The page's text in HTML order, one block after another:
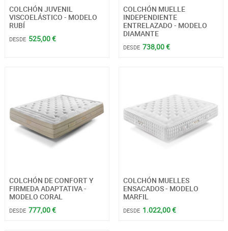
COLCHÓN JUVENIL
VISCOELÁSTICO - MODELO
RUBÍ
DESDE 525,00 €
COLCHÓN MUELLE
INDEPENDIENTE
ENTRELAZADO - MODELO
DIAMANTE
DESDE 738,00 €
COLCHÓN DE CONFORT Y
FIRMEDA ADAPTATIVA -
MODELO CORAL
DESDE 777,00 €
COLCHÓN MUELLES
ENSACADOS - MODELO
MARFIL
DESDE 1.022,00 €